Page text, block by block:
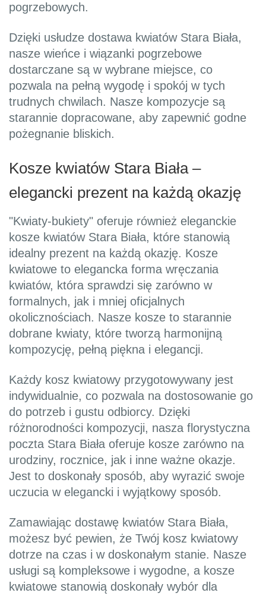
pogrzebowych.
Dzięki usłudze dostawa kwiatów Stara Biała,
nasze wieńce i wiązanki pogrzebowe
dostarczane są w wybrane miejsce, co
pozwala na pełną wygodę i spokój w tych
trudnych chwilach. Nasze kompozycje są
starannie dopracowane, aby zapewnić godne
pożegnanie bliskich.
Kosze kwiatów Stara Biała –
elegancki prezent na każdą okazję
"Kwiaty-bukiety" oferuje również eleganckie
kosze kwiatów Stara Biała, które stanowią
idealny prezent na każdą okazję. Kosze
kwiatowe to elegancka forma wręczania
kwiatów, która sprawdzi się zarówno w
formalnych, jak i mniej oficjalnych
okolicznościach. Nasze kosze to starannie
dobrane kwiaty, które tworzą harmonijną
kompozycję, pełną piękna i elegancji.
Każdy kosz kwiatowy przygotowywany jest
indywidualnie, co pozwala na dostosowanie go
do potrzeb i gustu odbiorcy. Dzięki
różnorodności kompozycji, nasza florystyczna
poczta Stara Biała oferuje kosze zarówno na
urodziny, rocznice, jak i inne ważne okazje.
Jest to doskonały sposób, aby wyrazić swoje
uczucia w elegancki i wyjątkowy sposób.
Zamawiając dostawę kwiatów Stara Biała,
możesz być pewien, że Twój kosz kwiatowy
dotrze na czas i w doskonałym stanie. Nasze
usługi są kompleksowe i wygodne, a kosze
kwiatowe stanowią doskonały wybór dla